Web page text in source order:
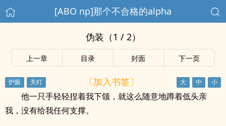
[ABO np]那个不合格的alpha
伪装（1 / 2）
上一章 目录 封面 下一页
〔加入书签〕
他一只手轻轻捏着我下颌，就这么随意地蹲着低头亲
我，没有给我任何支撑。